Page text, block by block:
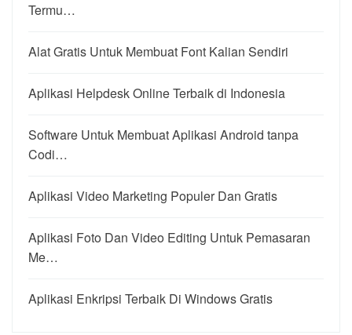
Termu…
Alat Gratis Untuk Membuat Font Kalian Sendiri
Aplikasi Helpdesk Online Terbaik di Indonesia
Software Untuk Membuat Aplikasi Android tanpa
Codi…
Aplikasi Video Marketing Populer Dan Gratis
Aplikasi Foto Dan Video Editing Untuk Pemasaran
Me…
Aplikasi Enkripsi Terbaik Di Windows Gratis